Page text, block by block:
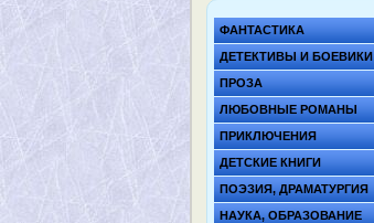
ФАНТАСТИКА
ДЕТЕКТИВЫ И БОЕВИКИ
ПРОЗА
ЛЮБОВНЫЕ РОМАНЫ
ПРИКЛЮЧЕНИЯ
ДЕТСКИЕ КНИГИ
ПОЭЗИЯ, ДРАМАТУРГИЯ
НАУКА, ОБРАЗОВАНИЕ